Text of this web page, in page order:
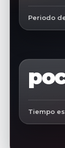
Periodo
Tiempo